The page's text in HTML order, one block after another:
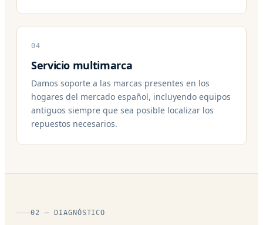
04
Servicio multimarca
Damos soporte a las marcas presentes en los
hogares del mercado español, incluyendo equipos
antiguos siempre que sea posible localizar los
repuestos necesarios.
02 — DIAGNÓSTICO